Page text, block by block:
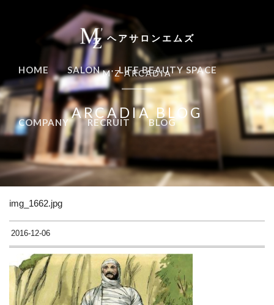
ヘアサロンエムズ
HOME SALON LIFE BEAUTY SPACE
COMPANY RECRUIT BLOG
M'Z ARCADIA
ARCADIA BLOG
img_1662.jpg
2016-12-06